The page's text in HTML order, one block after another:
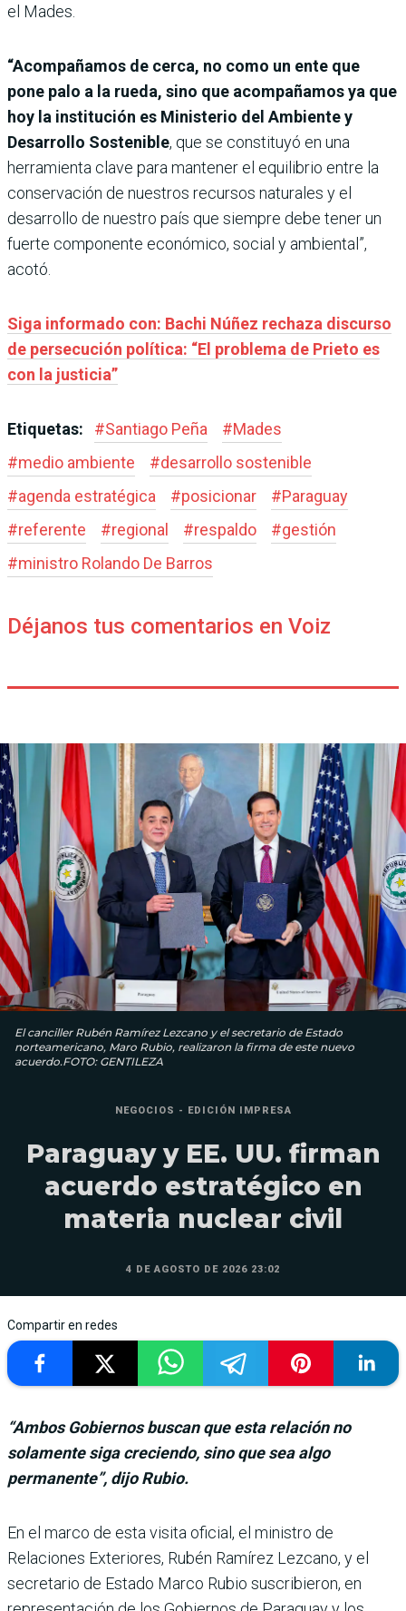
el Mades.
“Acompañamos de cerca, no como un ente que
pone palo a la rueda, sino que acompañamos ya que
hoy la institución es Ministerio del Ambiente y
Desarrollo Sostenible, que se constituyó en una
herramienta clave para mantener el equilibrio entre la
conservación de nuestros recursos naturales y el
desarrollo de nuestro país que siempre debe tener un
fuerte componente económico, social y ambiental”,
acotó.
Siga informado con: Bachi Núñez rechaza discurso
de persecución política: “El problema de Prieto es
con la justicia”
Etiquetas: #Santiago Peña #Mades
#medio ambiente #desarrollo sostenible
#agenda estratégica #posicionar #Paraguay
#referente #regional #respaldo #gestión
#ministro Rolando De Barros
Déjanos tus comentarios en Voiz
El canciller Rubén Ramírez Lezcano y el secretario de Estado
norteamericano, Maro Rubio, realizaron la firma de este nuevo
acuerdo.FOTO: GENTILEZA
NEGOCIOS - EDICIÓN IMPRESA
Paraguay y EE. UU. firman
acuerdo estratégico en
materia nuclear civil
4 DE AGOSTO DE 2026 23:02
Compartir en redes
“Ambos Gobiernos buscan que esta relación no
solamente siga creciendo, sino que sea algo
permanente”, dijo Rubio.
En el marco de esta visita oficial, el minis­tro de
Relaciones Exteriores, Rubén Ramírez Lezcano, y el
secretario de Estado Marco Rubio suscri­bieron, en